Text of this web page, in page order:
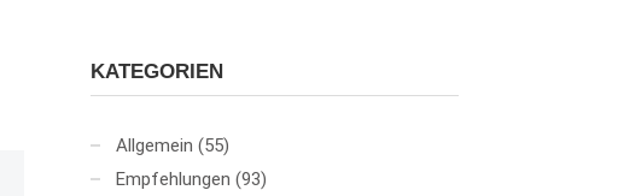
KATEGORIEN
Allgemein (55)
Empfehlungen (93)